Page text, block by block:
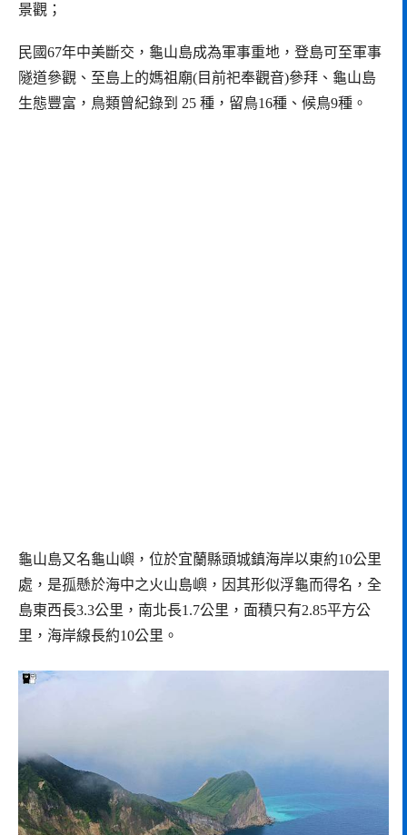
景觀；
民國67年中美斷交，龜山島成為軍事重地，登島可至軍事
隧道參觀、至島上的媽祖廟(目前祀奉觀音)參拜、龜山島
生態豐富，鳥類曾紀錄到 25 種，留鳥16種、候鳥9種。
龜山島又名龜山嶼，位於宜蘭縣頭城鎮海岸以東約10公里
處，是孤懸於海中之火山島嶼，因其形似浮龜而得名，全
島東西長3.3公里，南北長1.7公里，面積只有2.85平方公
里，海岸線長約10公里。